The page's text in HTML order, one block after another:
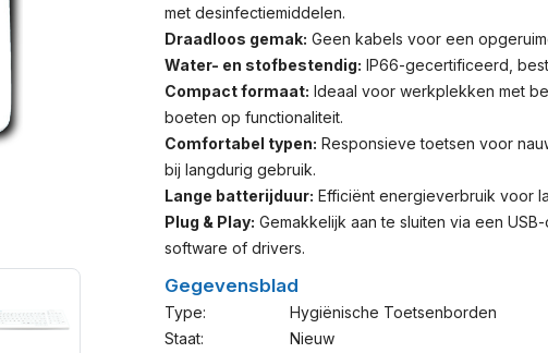
met desinfectiemiddelen.
Draadloos gemak: Geen kabels voor een
Water- en stofbestendig: IP66-gecertificeerd,
Compact formaat: Ideaal voor werkplekken met
boeten op functionaliteit.
Comfortabel typen: Responsieve toetsen voor
bij langdurig gebruik.
Lange batterijduur: Efficiënt energieverbruik voor
Plug & Play: Gemakkelijk aan te sluiten via een
software of drivers.
Gegevensblad
Type:
Hygiënische Toetsenborden
Staat:
Nieuw